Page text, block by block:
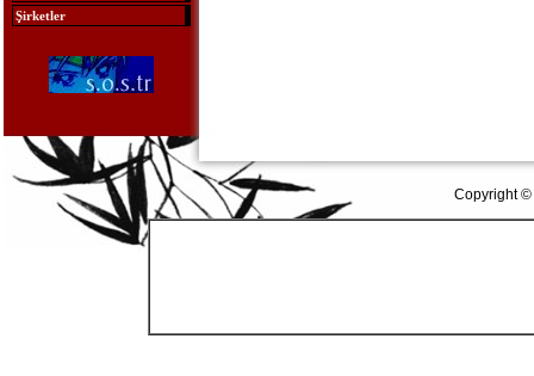
Şirketler
Copyright ©